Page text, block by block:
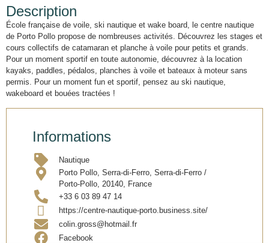
Description
École française de voile, ski nautique et wake board, le centre nautique
de Porto Pollo propose de nombreuses activités. Découvrez les stages et
cours collectifs de catamaran et planche à voile pour petits et grands.
Pour un moment sportif en toute autonomie, découvrez à la location
kayaks, paddles, pédalos, planches à voile et bateaux à moteur sans
permis. Pour un moment fun et sportif, pensez au ski nautique,
wakeboard et bouées tractées !
Informations
Nautique
Porto Pollo, Serra-di-Ferro, Serra-di-Ferro /
Porto-Pollo, 20140, France
+33 6 03 89 47 14
https://centre-nautique-porto.business.site/
colin.gross@hotmail.fr
Facebook